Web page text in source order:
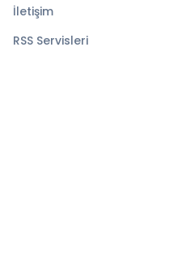
İletişim
RSS Servisleri